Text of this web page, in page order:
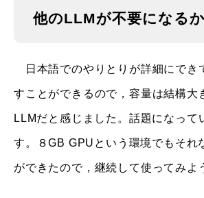
他のLLMが不要になる
日本語でのやりとりが詳細にでき
すことができるので，容量は結構大
LLMだと感じました。話題になって
す。８GB GPUという環境でもそれ
ができたので，継続して使ってみよ